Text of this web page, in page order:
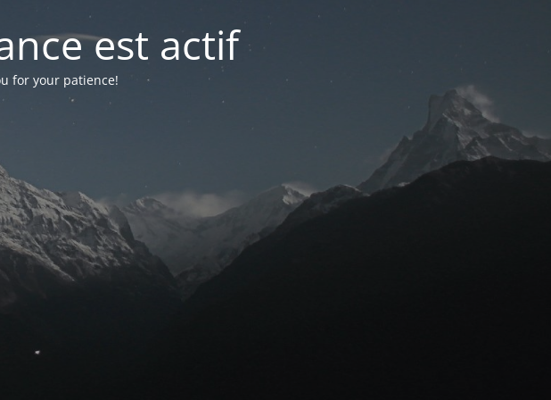
est actif
for your patience!